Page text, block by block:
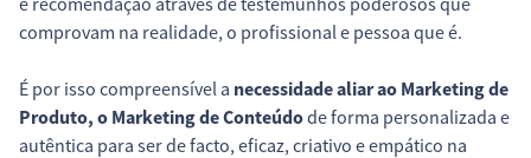
comprovam na realidade, o profissional e pessoa que é.
É por isso compreensível a necessidade aliar ao Marketing de
Produto, o Marketing de Conteúdode forma personalizada e
autêntica para ser de facto, eficaz, criativo e empático na